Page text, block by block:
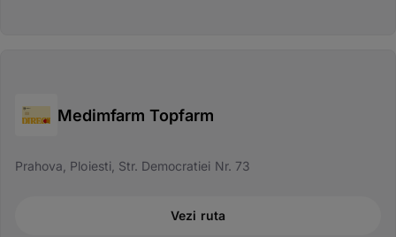
Medimfarm Topfarm
Prahova, Ploiesti, Str. Democratiei Nr. 73
Vezi ruta